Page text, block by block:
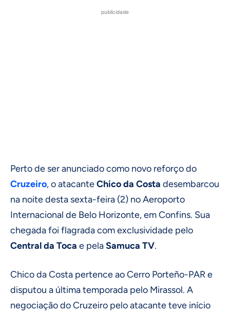
publicidade
Perto de ser anunciado como novo reforço do
Cruzeiro, o atacanteChico da Costa desembarcou
na noite desta sexta-feira (2) no Aeroporto
Internacional de Belo Horizonte, em Confins. Sua
chegada foi flagrada com exclusividade pelo
Central da Toca e pelaSamuca TV.
Chico da Costa pertence ao Cerro Porteño-PAR e
disputou a última temporada pelo Mirassol. A
negociação do Cruzeiro pelo atacante teve início